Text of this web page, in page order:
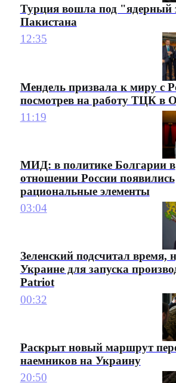
Турция вошла под "ядерный
Пакистана
12:35
Мендель призвала к миру с
посмотрев на работу ТЦК в
11:19
МИД: в политике Болгарии в
отношении России появились
рациональные элементы
03:04
Зеленский подсчитал время,
Украине для запуска
Patriot
00:32
Раскрыт новый маршрут
наемников на Украину
20:50